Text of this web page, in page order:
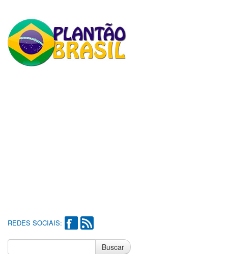
REDES SOCIAIS:
Buscar